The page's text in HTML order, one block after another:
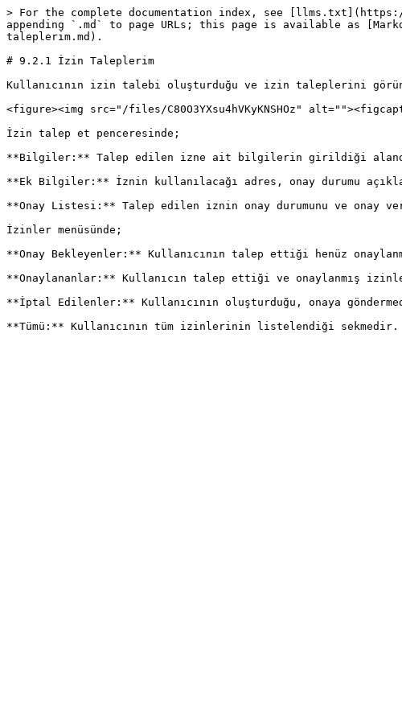
> For the complete documentation index, see
appending `.md` to page URLs; this page is available as
taleplerim.md).
# 9.2.1 İzin Taleplerim
Kullanıcının izin talebi oluşturduğu ve izin taleplerini
<figure><img src="/files/C80O3YXsu4hVKyKNSHOz"
İzin talep et penceresinde;
**Bilgiler:** Talep edilen izne ait bilgilerin girildiği
**Ek Bilgiler:** İznin kullanılacağı adres, onay durumu
**Onay Listesi:** Talep edilen iznin onay durumunu ve
İzinler menüsünde;
**Onay Bekleyenler:** Kullanıcının talep ettiği henüz
**Onaylananlar:** Kullanıcın talep ettiği ve onaylanmış
**İptal Edilenler:** Kullanıcının oluşturduğu, onaya